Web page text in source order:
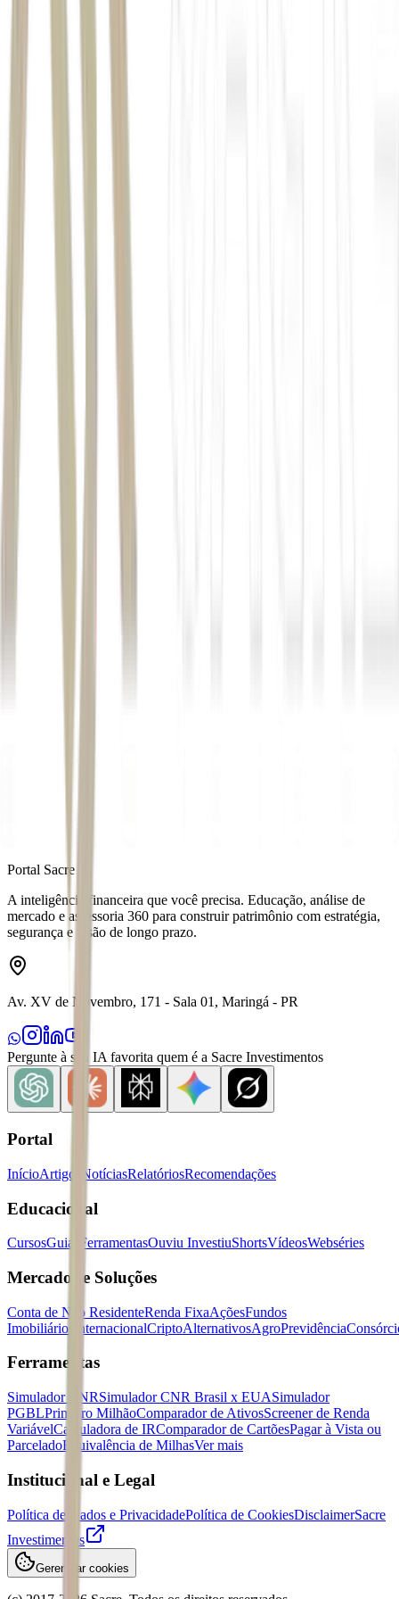
Portal Sacre
A inteligência financeira que você precisa. Educação, análise de
mercado e assessoria 360 para construir patrimônio com estratégia,
segurança e visão de longo prazo.
Av. XV de Novembro, 171 - Sala 01, Maringá - PR
Pergunte à sua IA favorita quem é a Sacre Investimentos
Portal
InícioArtigos NotíciasRelatóriosRecomendações
Educacional
CursosGuias FerramentasOuviu InvestiuShortsVídeosWebséries
Mercados e Soluções
Conta de Não ResidenteRenda FixaAçõesFundos
Imobiliários
InternacionalCriptoAlternativosAgroPrevidência
Ferramentas
Simulador CNRSimulador CNR Brasil x EUASimulador
PGBLPrimeiro MilhãoComparador de AtivosScreener de Renda
VariávelCalculadora de IRComparador de CartõesPagar à Vista ou
ParceladoEquivalência de MilhasVer mais
Institucional e Legal
Política de Dados e PrivacidadePolítica de CookiesDisclaimerSacre
Investimentos
Gerenciar cookies